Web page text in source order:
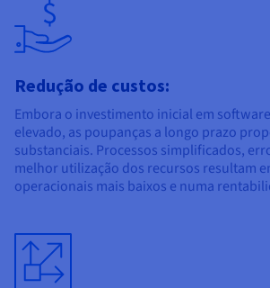
Redução de custos:
Embora o investimento inicial em
elevado, as poupanças a longo prazo
substanciais. Processos simplificados,
melhor utilização dos recursos resultam
operacionais mais baixos e numa